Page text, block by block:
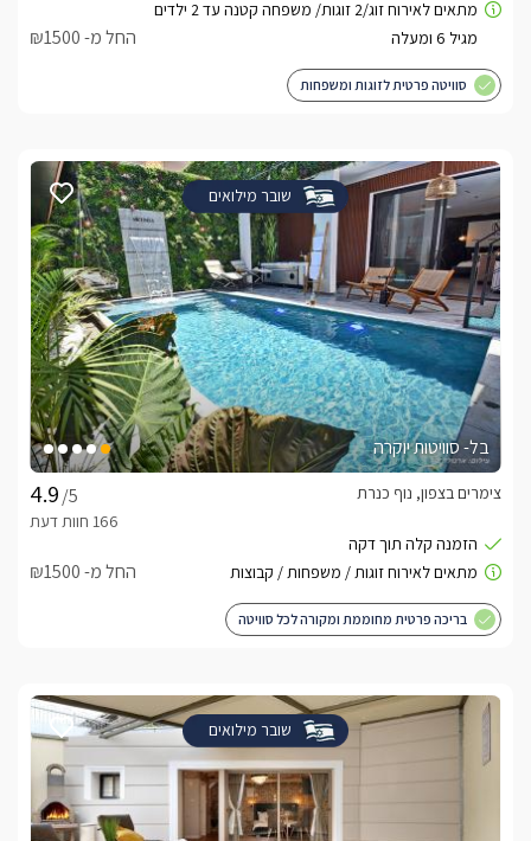
החל מ- ₪1500
סוויטה פרטית לזוגות ומשפחות
שובר מילואים
בל- סוויטות יוקרה
/5
צימרים בצפון, נוף כנרת
החל מ- ₪1500
בריכה פרטית מחוממת ומקורה לכל סוויטה
שובר מילואים